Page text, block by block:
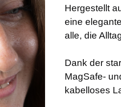
Hergestellt
eine
alle, die
Dank der
MagSafe-
kabelloses